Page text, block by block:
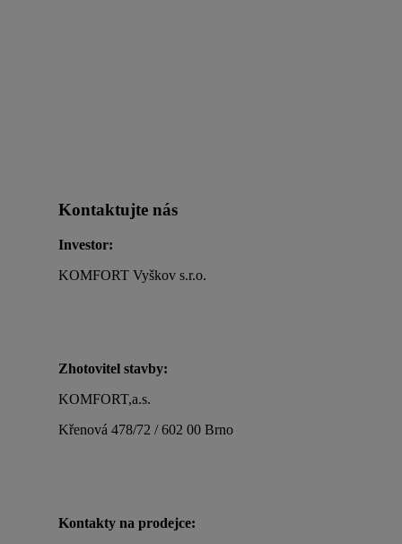
Kontaktujte nás
Investor:
KOMFORT Vyškov s.r.o.
Zhotovitel stavby:
KOMFORT,a.s.
Křenová 478/72 / 602 00 Brno
Kontakty na prodejce: